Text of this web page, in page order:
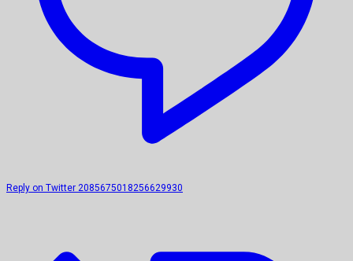
Reply on Twitter 2085675018256629930